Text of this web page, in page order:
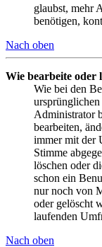
glaubst, mehr
benötigen,
Nach oben
Wie bearbeite oder
Wie bei den
Administrator
bearbeiten,
immer mit der
Stimme
löschen oder
schon ein
nur noch von
oder gelöscht
laufenden
Nach oben